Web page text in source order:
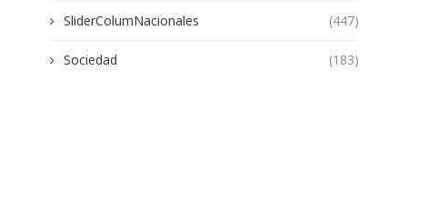
SliderColumNacionales (447)
Sociedad (183)